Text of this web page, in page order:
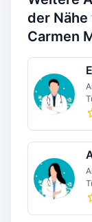
der Nähe
Carmen